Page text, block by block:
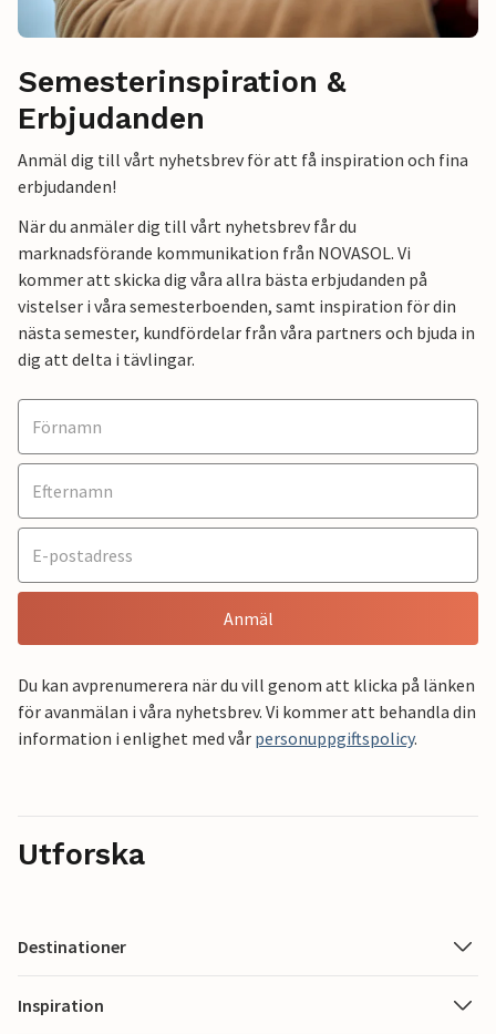
Semesterinspiration &
Erbjudanden
Anmäl dig till vårt nyhetsbrev för att få inspiration och fina
erbjudanden!
När du anmäler dig till vårt nyhetsbrev får du
marknadsförande kommunikation från NOVASOL. Vi
kommer att skicka dig våra allra bästa erbjudanden på
vistelser i våra semesterboenden, samt inspiration för din
nästa semester, kundfördelar från våra partners och bjuda in
dig att delta i tävlingar.
Anmäl
Du kan avprenumerera när du vill genom att klicka på länken
för avanmälan i våra nyhetsbrev. Vi kommer att behandla din
information i enlighet med vår personuppgiftspolicy.
Utforska
Destinationer
Inspiration